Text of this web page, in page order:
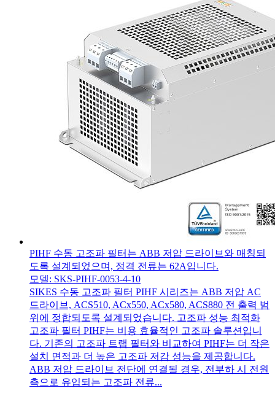
PIHF 수동 고조파 필터는 ABB 저압 드라이브와 매칭되
도록 설계되었으며, 정격 전류는 62A입니다.
모델: SKS-PIHF-0053-4-10
SIKES 수동 고조파 필터 PIHF 시리즈는 ABB 저압 AC
드라이브, ACS510, ACx550, ACx580, ACS880 전 출력 범
위에 정합되도록 설계되었습니다. 고조파 성능 최적화
고조파 필터 PIHF는 비용 효율적인 고조파 솔루션입니
다. 기존의 고조파 트랩 필터와 비교하여 PIHF는 더 작은
설치 면적과 더 높은 고조파 저감 성능을 제공합니다.
ABB 저압 드라이브 전단에 연결될 경우, 전부하 시 전원
측으로 유입되는 고조파 전류...